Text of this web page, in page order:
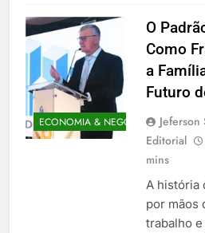
ECONOMIA & NEGÓCIOS
O
Como
a
Futuro
Editorial
mins
A história
por mãos
trabalho